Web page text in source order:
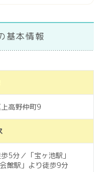
基本情報
高野仲町9
5分／「宝ヶ池駅」
館駅」より徒歩9分